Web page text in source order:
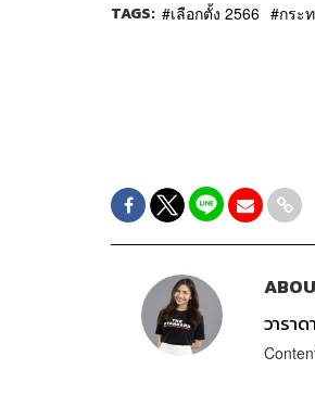
TAGS: เลือกตั้ง 2566 กระ
วารา